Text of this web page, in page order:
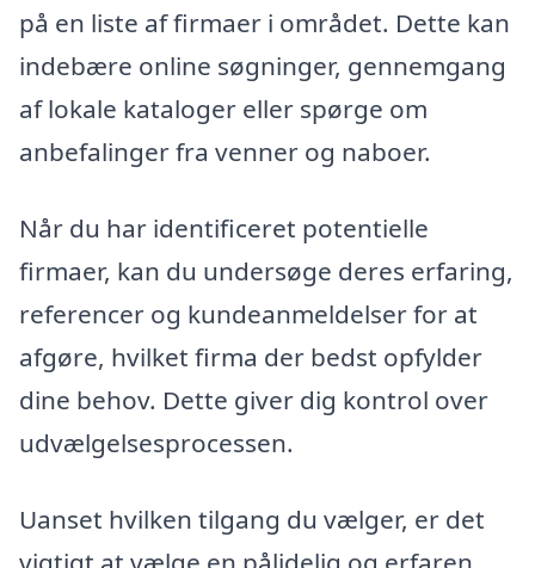
på en liste af firmaer i området. Dette kan
indebære online søgninger, gennemgang
af lokale kataloger eller spørge om
anbefalinger fra venner og naboer.
Når du har identificeret potentielle
firmaer, kan du undersøge deres erfaring,
referencer og kundeanmeldelser for at
afgøre, hvilket firma der bedst opfylder
dine behov. Dette giver dig kontrol over
udvælgelsesprocessen.
Uanset hvilken tilgang du vælger, er det